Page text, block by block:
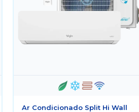
Ar Condicionado Split Hi Wall